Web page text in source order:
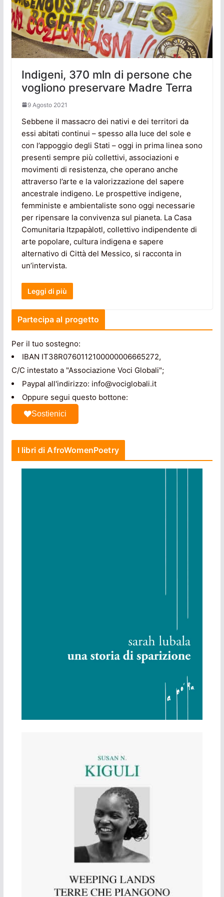
Indigeni, 370 mln di persone che
vogliono preservare Madre Terra
9 Agosto 2021
Sebbene il massacro dei nativi e dei territori da
essi abitati continui – spesso alla luce del sole e
con l’appoggio degli Stati – oggi in prima linea sono
presenti sempre più collettivi, associazioni e
movimenti di resistenza, che operano anche
attraverso l’arte e la valorizzazione del sapere
ancestrale indigeno. Le prospettive indigene,
femministe e ambientaliste sono oggi necessarie
per ripensare la convivenza sul pianeta. La Casa
Comunitaria Itzpapàlotl, collettivo indipendente di
arte popolare, cultura indigena e sapere
alternativo di Città del Messico, si racconta in
un’intervista.
Leggi di più
Partecipa al progetto
Per il tuo sostegno:
IBAN IT38R0760112100000006665272,
C/C intestato a "Associazione Voci Globali";
Paypal all'indirizzo: info@vociglobali.it
Oppure segui questo bottone:
Sostienici
I libri di AfroWomenPoetry